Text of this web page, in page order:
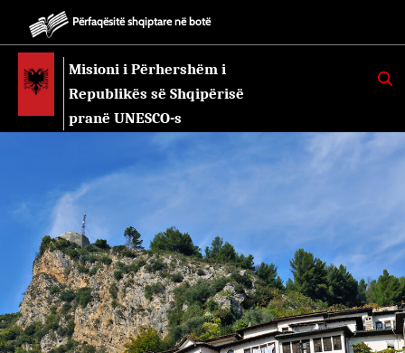
Përfaqësitë shqiptare në botë
Misioni i Përhershëm i
Republikës së Shqipërisë
pranë UNESCO-s
K
E